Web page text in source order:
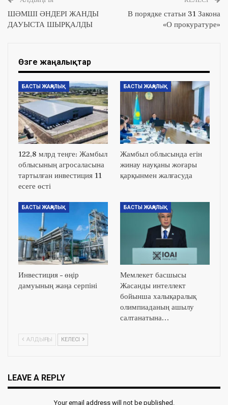
ШӘМШІ ӘНДЕРІ ЖАНДЫ
ДАУЫСТА ШЫРҚАЛДЫ
В порядке статьи 31 Закона
«О прокуратуре»
Өзге жаңалықтар
БАСТЫ ЖАҢАЛЫҚ
122,8 млрд теңге: Жамбыл
облысының агросаласына
тартылған инвестиция 11
есеге өсті
БАСТЫ ЖАҢАЛЫҚ
Жамбыл облысында егін
жинау науқаны жоғары
қарқынмен жалғасуда
БАСТЫ ЖАҢАЛЫҚ
Инвестиция – өңір
дамуының жаңа серпіні
БАСТЫ ЖАҢАЛЫҚ
Мемлекет басшысы
Жасанды интеллект
бойынша халықаралық
олимпиаданың ашылу
салтанатына…
АЛДЫҢҒЫ КЕЛЕСІ
LEAVE A REPLY
Your email address will not be published.